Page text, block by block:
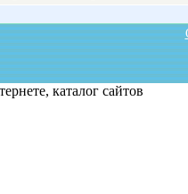
каталог сайтов